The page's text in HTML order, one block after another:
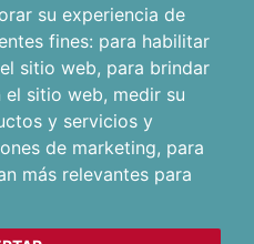
su experiencia de
fines: para habilitar
sitio web, para brindar
el sitio web, medir su
y servicios y
de marketing, para
más relevantes para